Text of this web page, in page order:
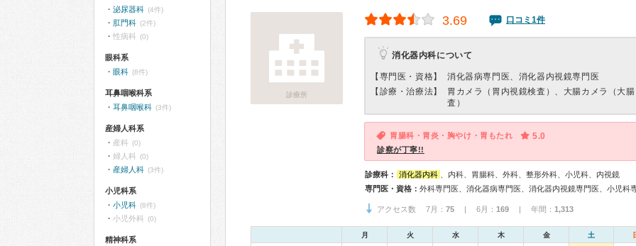
診療所
3.69 口コミ1件
消化器内科について
【専門医・資格】
消化器病専門医、消化器内視鏡専門医
【診療・治療法】
胃カメラ（胃内視鏡検査）、大腸カメラ（大
査）
胃腸科・胃炎・胸やけ・胃もたれ 5.0
診察が丁寧!!
診療科： 消化器内科
、内科、胃腸科、外科、整形外科、小児科、内視鏡
専門医・資格： 外科専門医、消化器病専門医、消化器内視鏡専門医、小児科
アクセス数 7月： 75 | 6月： 169 | 年間： 1,313
月 火 水 木 金 土
泌尿器科 (4件)
肛門科 (2件)
性病科 (0)
眼科系
眼科 (8件)
耳鼻咽喉科系
耳鼻咽喉科 (3件)
産婦人科系
産科 (0)
婦人科 (0)
産婦人科 (3件)
小児科系
小児科 (8件)
小児外科 (0)
精神科系